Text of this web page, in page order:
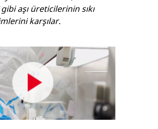
gibi aşı üreticilerinin sıkı
karşılar.